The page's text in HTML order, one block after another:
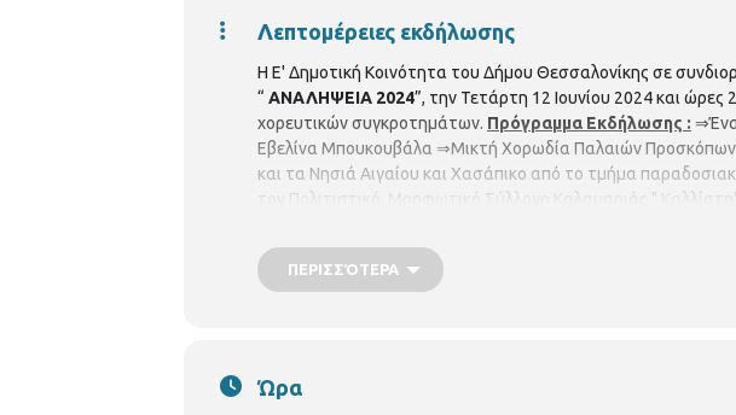
Λεπτομέρειες εκδήλωσης
Η Ε' Δημοτική Κοινότητα του Δήμου Θεσσαλονίκης σε
“ ΑΝΑΛΗΨΕΙΑ 2024”, την Τετάρτη 12 Ιουνίου 2024 και
χορευτικών συγκροτημάτων. Πρόγραμμα Εκδήλωσης :
Εβελίνα Μπουκουβάλα ⇒Μικτή Χορωδία Παλαιών
και τα Νησιά Αιγαίου και Χασάπικο από το τμήμα
τον Πολιτιστικό, Μορφωτικό Σύλλογο Καλαμαριάς "
ελεύθερο γλέντι για όλους
ΠΕΡΙΣΣΌΤΕΡΑ
Ώρα